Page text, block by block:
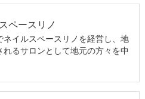
ペースリノ
ネイルスペースリノを経営し、地
れるサロンとして地元の方々を中